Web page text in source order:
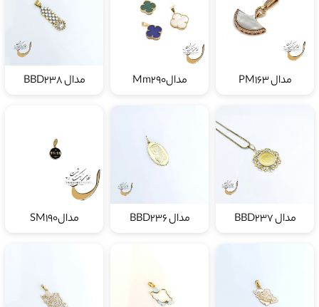
مدال PM163 مدالMm290
مدالSM190